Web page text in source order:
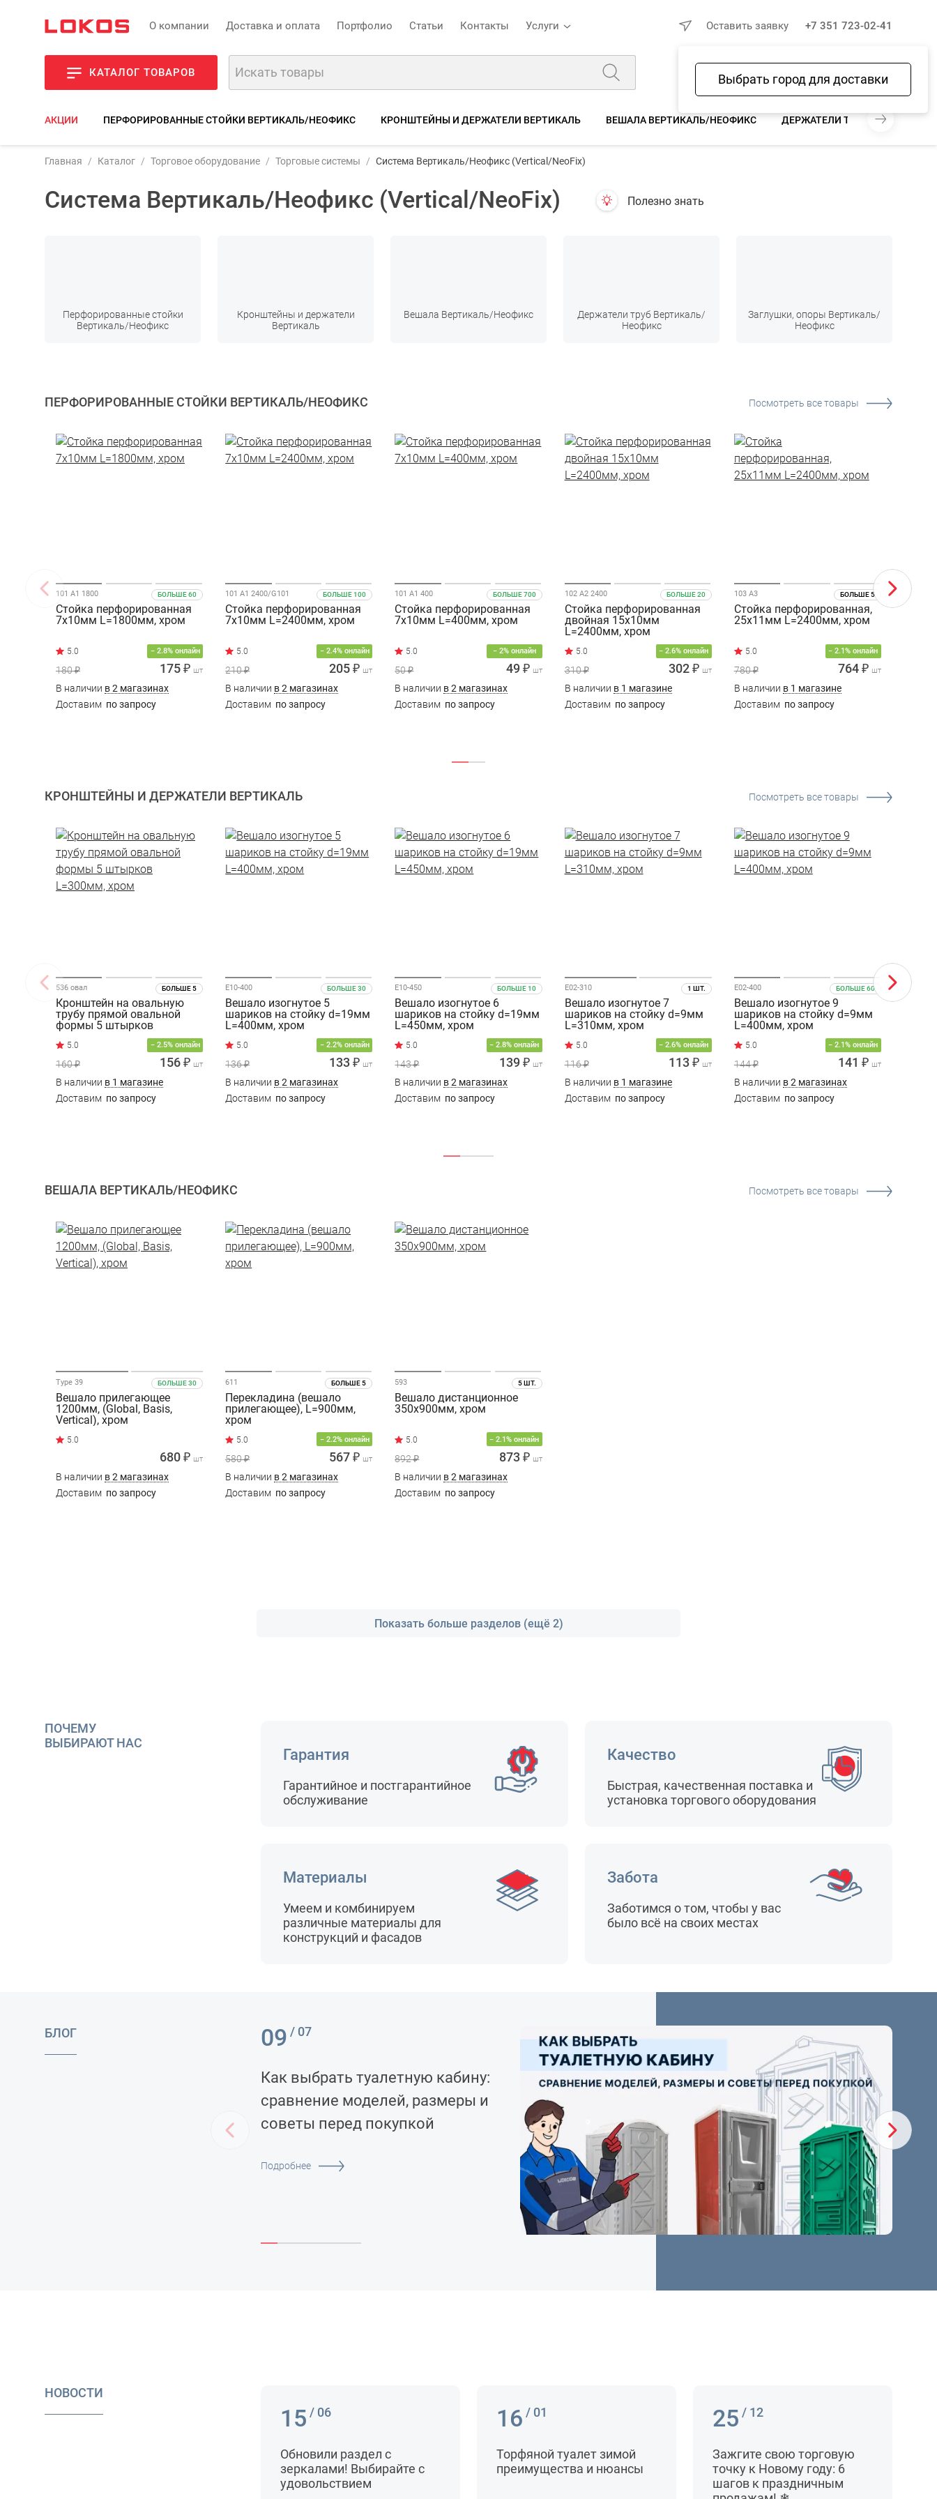
О компании Доставка и оплата Портфолио Статьи Контакты Услуги
Выбрать город для доставки
Оставить заявку +7 351 723-02-41
КАТАЛОГ ТОВАРОВ
Избранное Сравнение Корзина
АКЦИИ ПЕРФОРИРОВАННЫЕ СТОЙКИ ВЕРТИКАЛЬ/НЕОФИКС КРОНШТЕЙНЫ И ДЕРЖАТЕЛИ ВЕРТИКАЛЬ ВЕШАЛА ВЕРТИКАЛЬ/НЕОФИКС ДЕРЖАТЕЛИ ТРУБ ВЕРТИКАЛЬ/
Главная Каталог Торговое оборудование Торговые системы Система Вертикаль/Неофикс (Vertical/NeoFix)
Система Вертикаль/Неофикс (Vertical/NeoFix) Полезно знать
Перфорированные стойки
Вертикаль/Неофикс
Кронштейны и держатели
Вертикаль
Вешала Вертикаль/Неофикс
Держатели труб Вертикаль/
Неофикс
Заглушки, опоры Вертикаль/
Неофикс
ПЕРФОРИРОВАННЫЕ СТОЙКИ ВЕРТИКАЛЬ/НЕОФИКС Посмотреть все товары
БОЛЬШЕ 60
101 A1 1800
Стойка перфорированная
7х10мм L=1800мм, хром
− 2.8% онлайн
180 ₽ 175 ₽ шт
В наличии в 2 магазинах
Доставим по запросу
БОЛЬШЕ 100
101 A1 2400/G101
Стойка перфорированная
7х10мм L=2400мм, хром
− 2.4% онлайн
210 ₽ 205 ₽ шт
В наличии в 2 магазинах
Доставим по запросу
БОЛЬШЕ 700
101 A1 400
Стойка перфорированная
7х10мм L=400мм, хром
− 2% онлайн
50 ₽ 49 ₽ шт
В наличии в 2 магазинах
Доставим по запросу
БОЛЬШЕ 20
102 А2 2400
Стойка перфорированная
двойная 15х10мм
L=2400мм, хром
− 2.6% онлайн
310 ₽ 302 ₽ шт
В наличии в 1 магазине
Доставим по запросу
БОЛЬШЕ 5
103 А3
Стойка перфорированная,
25х11мм L=2400мм, хром
− 2.1% онлайн
780 ₽ 764 ₽ шт
В наличии в 1 магазине
Доставим по запросу
104 А4
КРОНШТЕЙНЫ И ДЕРЖАТЕЛИ ВЕРТИКАЛЬ Посмотреть все товары
БОЛЬШЕ 5
536 овал
Кронштейн на овальную
трубу прямой овальной
формы 5 штырков
− 2.5% онлайн
160 ₽ 156 ₽ шт
В наличии в 1 магазине
Доставим по запросу
БОЛЬШЕ 30
E10-400
Вешало изогнутое 5
шариков на стойку d=19мм
L=400мм, хром
− 2.2% онлайн
136 ₽ 133 ₽ шт
В наличии в 2 магазинах
Доставим по запросу
БОЛЬШЕ 10
E10-450
Вешало изогнутое 6
шариков на стойку d=19мм
L=450мм, хром
− 2.8% онлайн
143 ₽ 139 ₽ шт
В наличии в 2 магазинах
Доставим по запросу
1 ШТ.
E02-310
Вешало изогнутое 7
шариков на стойку d=9мм
L=310мм, хром
− 2.6% онлайн
116 ₽ 113 ₽ шт
В наличии в 1 магазине
Доставим по запросу
БОЛЬШЕ 60
E02-400
Вешало изогнутое 9
шариков на стойку d=9мм
L=400мм, хром
− 2.1% онлайн
144 ₽ 141 ₽ шт
В наличии в 2 магазинах
Доставим по запросу
B10-400
ВЕШАЛА ВЕРТИКАЛЬ/НЕОФИКС Посмотреть все товары
БОЛЬШЕ 30
Type 39
Вешало прилегающее
1200мм, (Global, Basis,
Vertical), хром
680 ₽ шт
В наличии в 2 магазинах
Доставим по запросу
БОЛЬШЕ 5
611
Перекладина (вешало
прилегающее), L=900мм,
хром
− 2.2% онлайн
580 ₽ 567 ₽ шт
В наличии в 2 магазинах
Доставим по запросу
5 ШТ.
593
Вешало дистанционное
350х900мм, хром
− 2.1% онлайн
892 ₽ 873 ₽ шт
В наличии в 2 магазинах
Доставим по запросу
Показать больше разделов (ещё 2)
ПОЧЕМУ
ВЫБИРАЮТ НАС
Гарантия
Гарантийное и постгарантийное
обслуживание
Качество
Быстрая, качественная поставка и
установка торгового оборудования
Материалы
Умеем и комбинируем
различные материалы для
конструкций и фасадов
Забота
Заботимся о том, чтобы у вас
было всё на своих местах
БЛОГ 09 / 07
Как выбрать туалетную кабину:
сравнение моделей, размеры и
советы перед покупкой
Подробнее
и
НОВОСТИ
15 / 06
Обновили раздел с
зеркалами! Выбирайте с
удовольствием
16 / 01
Торфяной туалет зимой
преимущества и нюансы
25 / 12
Зажгите свою торговую
точку к Новому году: 6
шагов к праздничным